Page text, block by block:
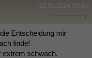
(18.08.2024 09:46)
Entscheidung mir
finde!
extrem schwach.